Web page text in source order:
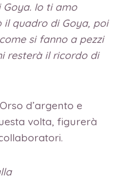
Io ti amo
il quadro di Goya, poi
si fanno a pezzi
resterà il ricordo di
d’argento e
volta, figurerà